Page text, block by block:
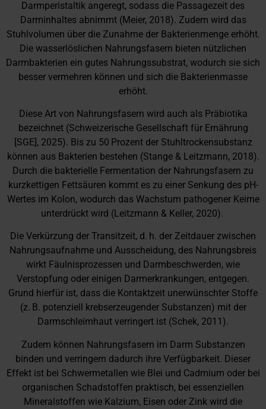
Darmperistaltik angeregt, sodass die Passagezeit des
Darminhaltes abnimmt (Meier, 2018). Zudem wird das
Stuhlvolumen über die Zunahme der Bakterienmenge erhöht.
Die wasserlöslichen Nahrungsfasern bieten nützlichen
Darmbakterien ein gutes Nahrungssubstrat, wodurch sie sich
besser vermehren können und sich die Bakterienmasse
erhöht.
Diese Art von Nahrungsfasern wird auch als Präbiotika
bezeichnet (Schweizerische Gesellschaft für Ernährung
[SGE], 2025). Bis zu 50 Prozent der Stuhltrockensubstanz
können aus Bakterien bestehen (Stange & Leitzmann, 2018).
Durch die bakterielle Fermentation der Nahrungsfasern zu
kurzkettigen Fettsäuren kommt es zu einer Senkung des pH-
Wertes im Kolon, wodurch das Wachstum pathogener Keime
unterdrückt wird (Leitzmann & Keller, 2020).
Die Verkürzung der Transitzeit, d. h. der Zeitdauer zwischen
Nahrungsaufnahme und Ausscheidung, des Nahrungsbreis
wirkt Fäulnisprozessen und Darmbeschwerden, wie
Verstopfung oder einigen Darmerkrankungen, entgegen.
Grund hierfür ist, dass die Kontaktzeit unerwünschter Stoffe
(z. B. potenziell krebserzeugender Substanzen) mit der
Darmschleimhaut verringert ist (Schek, 2011).
Zudem können Nahrungsfasern im Darm Substanzen
binden und verringern dadurch ihre Verfügbarkeit. Dieser
Effekt ist bei Schwermetallen wie Blei und Cadmium oder bei
organischen Schadstoffen praktisch, bei essenziellen
Mineralstoffen wie Kalzium, Eisen oder Zink wird die